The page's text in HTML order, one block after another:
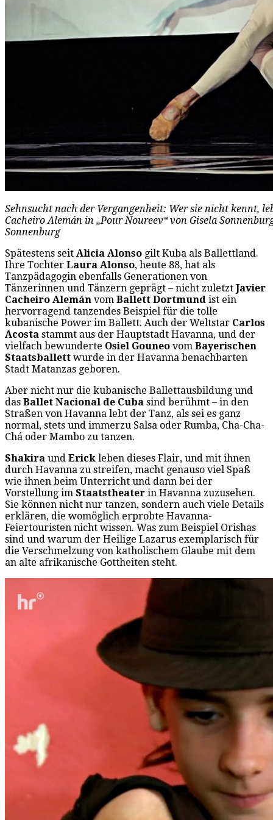
Sehnsucht nach der Vergangenheit: Wer sie nicht kennt,
Cacheiro Alemán in „Pour Noureev“ von Gisela
Sonnenburg
Spätestens seit Alicia Alonso gilt Kuba als Ballettland.
Ihre Tochter Laura Alonso, heute 88, hat als
Tanzpädagogin ebenfalls Generationen von
Tänzerinnen und Tänzern geprägt – nicht zuletzt Javier
Cacheiro Alemán vom Ballett Dortmund ist ein
hervorragend tanzendes Beispiel für die tolle
kubanische Power im Ballett. Auch der Weltstar Carlos
Acosta stammt aus der Hauptstadt Havanna, und der
vielfach bewunderte Osiel Gouneo vom Bayerischen
Staatsballett wurde in der Havanna benachbarten
Stadt Matanzas geboren.
Aber nicht nur die kubanische Ballettausbildung und
das Ballet Nacional de Cuba sind berühmt – in den
Straßen von Havanna lebt der Tanz, als sei es ganz
normal, stets und immerzu Salsa oder Rumba, Cha-Cha-
Chá oder Mambo zu tanzen.
Shakira und Erick leben dieses Flair, und mit ihnen
durch Havanna zu streifen, macht genauso viel Spaß
wie ihnen beim Unterricht und dann bei der
Vorstellung im Staatstheater in Havanna zuzusehen.
Sie können nicht nur tanzen, sondern auch viele Details
erklären, die womöglich erprobte Havanna-
Feiertouristen nicht wissen. Was zum Beispiel Orishas
sind und warum der Heilige Lazarus exemplarisch für
die Verschmelzung von katholischem Glaube mit dem
an alte afrikanische Gottheiten steht.